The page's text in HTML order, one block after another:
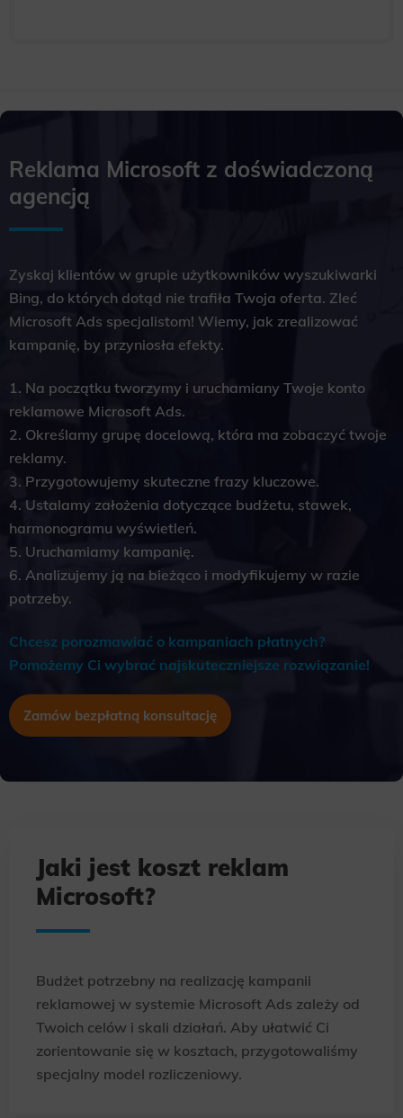
Reklama Microsoft z doświadczoną
agencją
Zyskaj klientów w grupie użytkowników wyszukiwarki
Bing, do których dotąd nie trafiła Twoja oferta. Zleć
Microsoft Ads specjalistom! Wiemy, jak zrealizować
kampanię, by przyniosła efekty.
1. Na początku tworzymy i uruchamiany Twoje konto
reklamowe Microsoft Ads.
2. Określamy grupę docelową, która ma zobaczyć twoje
reklamy.
3. Przygotowujemy skuteczne frazy kluczowe.
4. Ustalamy założenia dotyczące budżetu, stawek,
harmonogramu wyświetleń.
5. Uruchamiamy kampanię.
6. Analizujemy ją na bieżąco i modyfikujemy w razie
potrzeby.
Chcesz porozmawiać o kampaniach płatnych?
Pomożemy Ci wybrać najskuteczniejsze rozwiązanie!
Zamów bezpłatną konsultację
Jaki jest koszt reklam
Microsoft?
Budżet potrzebny na realizację kampanii
reklamowej w systemie Microsoft Ads zależy od
Twoich celów i skali działań. Aby ułatwić Ci
zorientowanie się w kosztach, przygotowaliśmy
specjalny model rozliczeniowy.